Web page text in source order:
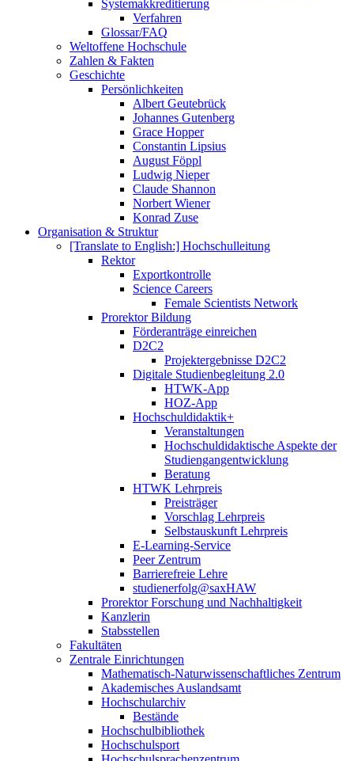
Systemakkreditierung
Verfahren
Glossar/FAQ
Weltoffene Hochschule
Zahlen & Fakten
Geschichte
Persönlichkeiten
Albert Geutebrück
Johannes Gutenberg
Grace Hopper
Constantin Lipsius
August Föppl
Ludwig Nieper
Claude Shannon
Norbert Wiener
Konrad Zuse
Organisation & Struktur
[Translate to English:] Hochschulleitung
Rektor
Exportkontrolle
Science Careers
Female Scientists Network
Prorektor Bildung
Förderanträge einreichen
D2C2
Projektergebnisse D2C2
Digitale Studienbegleitung 2.0
HTWK-App
HOZ-App
Hochschuldidaktik+
Veranstaltungen
Hochschuldidaktische Aspekte der
Studiengangentwicklung
Beratung
HTWK Lehrpreis
Preisträger
Vorschlag Lehrpreis
Selbstauskunft Lehrpreis
E-Learning-Service
Peer Zentrum
Barrierefreie Lehre
studienerfolg@saxHAW
Prorektor Forschung und Nachhaltigkeit
Kanzlerin
Stabsstellen
Fakultäten
Zentrale Einrichtungen
Mathematisch-Naturwissenschaftliches Zentrum
Akademisches Auslandsamt
Hochschularchiv
Bestände
Hochschulbibliothek
Hochschulsport